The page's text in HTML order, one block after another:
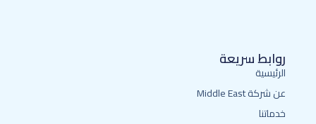
روابط سريعة
الرئيسية
عن شركة Middle East
خدماتنا